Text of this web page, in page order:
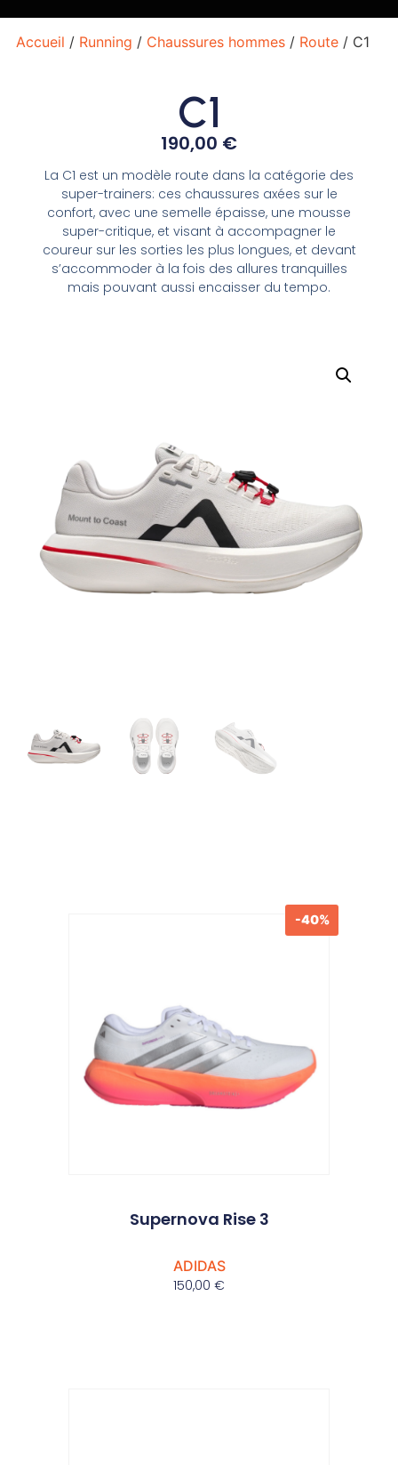
Accueil / Running / Chaussures hommes/ Route/ C1
C1
190,00 €
La C1 est un modèle route dans la catégorie des
super-trainers: ces chaussures axées sur le
confort, avec une semelle épaisse, une mousse
super-critique, et visant à accompagner le
coureur sur les sorties les plus longues, et devant
s’accommoder à la fois des allures tranquilles
mais pouvant aussi encaisser du tempo.
Produits similaires
-40%
Supernova Rise 3
ADIDAS
150,00 €